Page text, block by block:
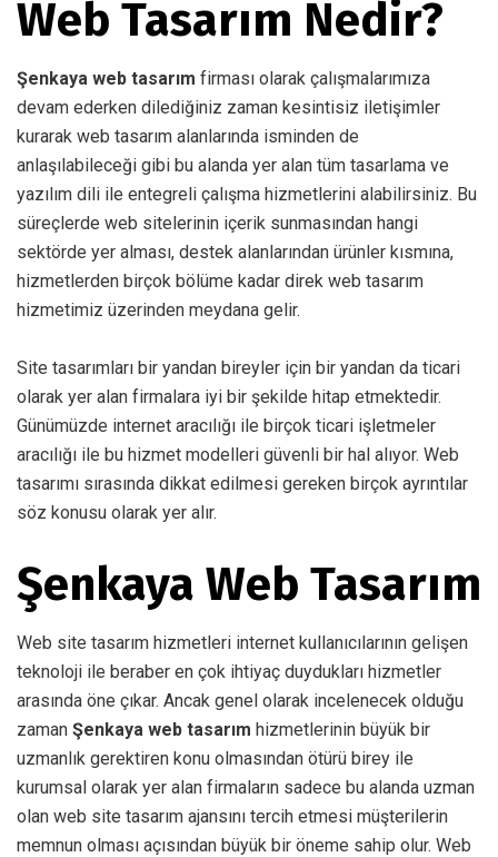
Web Tasarım Nedir?
Şenkaya web tasarım firması olarak çalışmalarımıza
devam ederken dilediğiniz zaman kesintisiz iletişimler
kurarak web tasarım alanlarında isminden de
anlaşılabileceği gibi bu alanda yer alan tüm tasarlama ve
yazılım dili ile entegreli çalışma hizmetlerini alabilirsiniz. Bu
süreçlerde web sitelerinin içerik sunmasından hangi
sektörde yer alması, destek alanlarından ürünler kısmına,
hizmetlerden birçok bölüme kadar direk web tasarım
hizmetimiz üzerinden meydana gelir.
Site tasarımları bir yandan bireyler için bir yandan da ticari
olarak yer alan firmalara iyi bir şekilde hitap etmektedir.
Günümüzde internet aracılığı ile birçok ticari işletmeler
aracılığı ile bu hizmet modelleri güvenli bir hal alıyor. Web
tasarımı sırasında dikkat edilmesi gereken birçok ayrıntılar
söz konusu olarak yer alır.
Şenkaya Web Tasarım
Web site tasarım hizmetleri internet kullanıcılarının gelişen
teknoloji ile beraber en çok ihtiyaç duydukları hizmetler
arasında öne çıkar. Ancak genel olarak incelenecek olduğu
zaman Şenkaya web tasarım hizmetlerinin büyük bir
uzmanlık gerektiren konu olmasından ötürü birey ile
kurumsal olarak yer alan firmaların sadece bu alanda uzman
olan web site tasarım ajansını tercih etmesi müşterilerin
memnun olması açısından büyük bir öneme sahip olur. Web